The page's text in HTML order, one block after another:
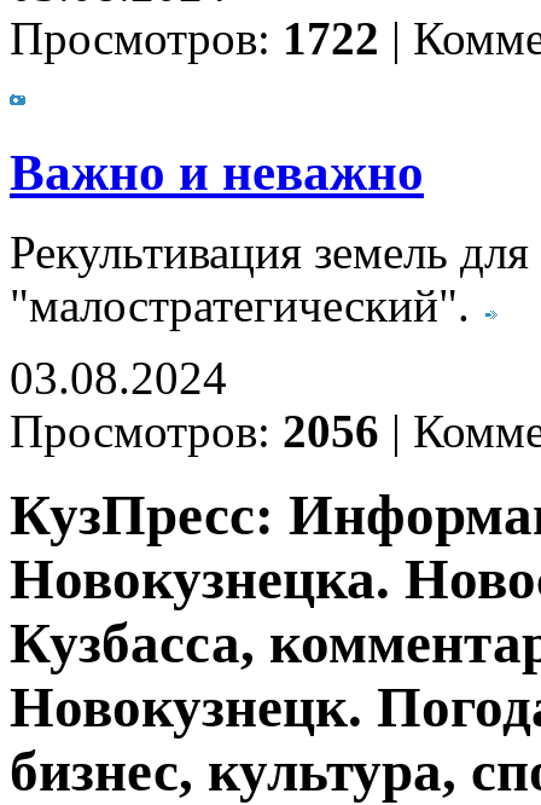
Просмотров: 1722 |
Важно и неважно
Рекультивация земель
"малостратегический".
03.08.2024
Просмотров: 2056 |
КузПресс:
Новокузнецка.
Кузбасса,
Новокузнецк.
бизнес, культура,